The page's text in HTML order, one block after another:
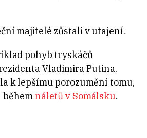
majitelé zůstali v utajení.
pohyb tryskáčů
Vladimira Putina,
k lepšímu porozumění tomu,
běhemnáletů v Somálsku.